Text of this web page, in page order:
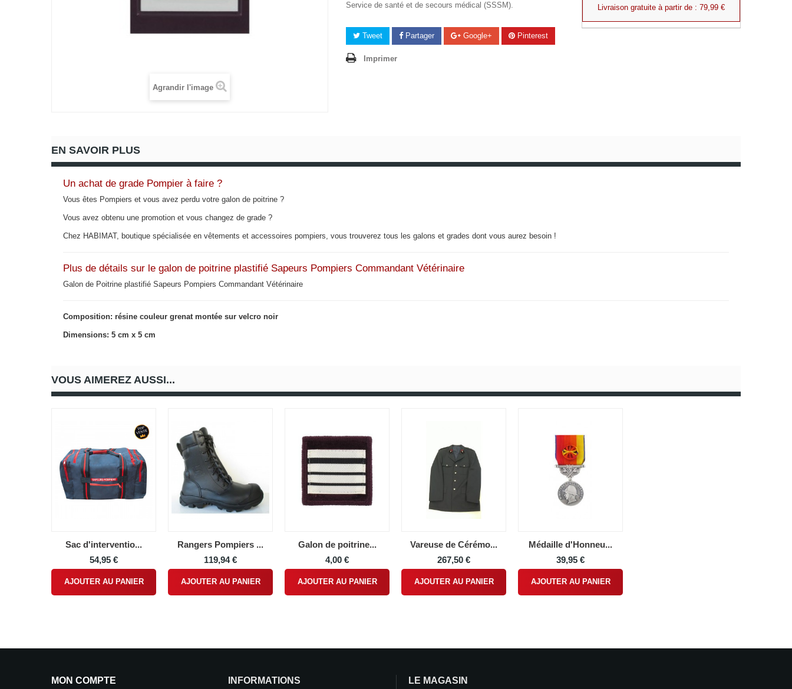
Agrandir l'image
Service de santé et de secours médical (SSSM).
Tweet Partager Google+ Pinterest
Imprimer
Livraison gratuite à partir de : 79,99 €
EN SAVOIR PLUS
Un achat de grade Pompier à faire ?
Vous êtes Pompiers et vous avez perdu votre galon de poitrine ?
Vous avez obtenu une promotion et vous changez de grade ?
Chez HABIMAT, boutique spécialisée en vêtements et accessoires pompiers, vous trouverez tous les galons et grades dont vous aurez besoin !
Plus de détails sur le galon de poitrine plastifié Sapeurs Pompiers Commandant Vétérinaire
Galon de Poitrine plastifié Sapeurs Pompiers Commandant Vétérinaire
Composition: résine couleur grenat montée sur velcro noir
Dimensions: 5 cm x 5 cm
VOUS AIMEREZ AUSSI...
Sac d'interventio...
54,95 €
AJOUTER AU PANIER
Rangers Pompiers ...
119,94 €
AJOUTER AU PANIER
Galon de poitrine...
4,00 €
AJOUTER AU PANIER
Vareuse de Cérémo...
267,50 €
AJOUTER AU PANIER
Médaille d'Honneu...
39,95 €
AJOUTER AU PANIER
MON COMPTE INFORMATIONS LE MAGASIN